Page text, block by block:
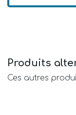
Produits
Ces autres